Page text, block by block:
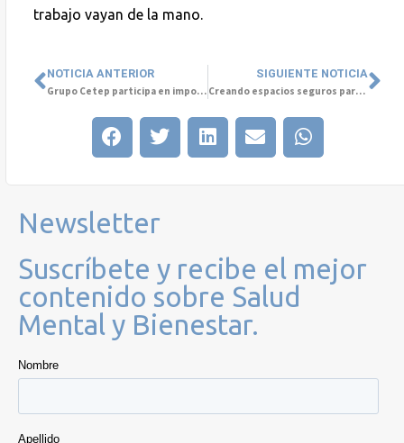
trabajo vayan de la mano.
NOTICIA ANTERIOR
Grupo Cetep participa en importante evento de innovación en Colombia
SIGUIENTE NOTICIA
Creando espacios seguros para personas LGBTQIA+ en el trabajo
Newsletter
Suscríbete y recibe el mejor
contenido sobre Salud
Mental y Bienestar.